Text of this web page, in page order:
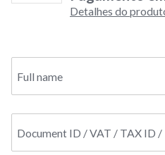
Detalhes do
Full name
Document ID / VAT / TAX ID /